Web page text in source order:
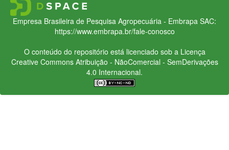
Empresa Brasileira de Pesquisa Agropecuária - Embrapa SAC:
https://www.embrapa.br/fale-conosco
O conteúdo do repositório está licenciado sob a Licença
Creative CommonsAtribuição - NãoComercial - SemDerivações
4.0 Internacional.